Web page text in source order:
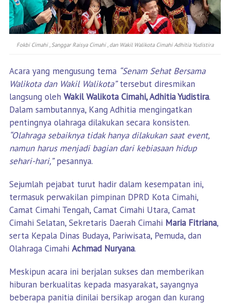
Fokbi Cimahi , Sanggar Raisya Cimahi , dan Wakil Walikota Cimahi Adhitia Yudistira
Acara yang mengusung tema “Senam Sehat Bersama
Walikota dan Wakil Walikota”tersebut diresmikan
langsung oleh Wakil Walikota Cimahi, Adhitia Yudistira.
Dalam sambutannya, Kang Adhitia mengingatkan
pentingnya olahraga dilakukan secara konsisten.
“Olahraga sebaiknya tidak hanya dilakukan saat event,
namun harus menjadi bagian dari kebiasaan hidup
sehari-hari,”pesannya.
Sejumlah pejabat turut hadir dalam kesempatan ini,
termasuk perwakilan pimpinan DPRD Kota Cimahi,
Camat Cimahi Tengah, Camat Cimahi Utara, Camat
Cimahi Selatan, Sekretaris Daerah Cimahi Maria Fitriana,
serta Kepala Dinas Budaya, Pariwisata, Pemuda, dan
Olahraga Cimahi Achmad Nuryana.
Meskipun acara ini berjalan sukses dan memberikan
hiburan berkualitas kepada masyarakat, sayangnya
beberapa panitia dinilai bersikap arogan dan kurang